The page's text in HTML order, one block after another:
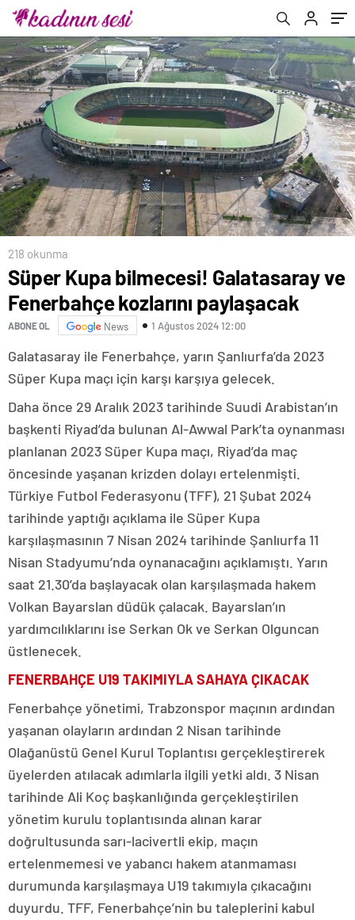
218 okunma
Süper Kupa bilmecesi! Galatasaray ve
Fenerbahçe kozlarını paylaşacak
ABONE OL News 1 Ağustos 2024 12:00
Galatasaray ile Fenerbahçe, yarın Şanlıurfa’da 2023
Süper Kupa maçı için karşı karşıya gelecek.
Daha önce 29 Aralık 2023 tarihinde Suudi Arabistan’ın
başkenti Riyad’da bulunan Al-Awwal Park’ta oynanması
planlanan 2023 Süper Kupa maçı, Riyad’da maç
öncesinde yaşanan krizden dolayı ertelenmişti.
Türkiye Futbol Federasyonu (TFF), 21 Şubat 2024
tarihinde yaptığı açıklama ile Süper Kupa
karşılaşmasının 7 Nisan 2024 tarihinde Şanlıurfa 11
Nisan Stadyumu’nda oynanacağını açıklamıştı. Yarın
saat 21.30’da başlayacak olan karşılaşmada hakem
Volkan Bayarslan düdük çalacak. Bayarslan’ın
yardımcılıklarını ise Serkan Ok ve Serkan Olguncan
üstlenecek.
FENERBAHÇE U19 TAKIMIYLA SAHAYA ÇIKACAK
Fenerbahçe yönetimi, Trabzonspor maçının ardından
yaşanan olayların ardından 2 Nisan tarihinde
Olağanüstü Genel Kurul Toplantısı gerçekleştirerek
üyelerden atılacak adımlarla ilgili yetki aldı. 3 Nisan
tarihinde Ali Koç başkanlığında gerçekleştirilen
yönetim kurulu toplantısında alınan karar
doğrultusunda sarı-lacivertli ekip, maçın
ertelenmemesi ve yabancı hakem atanmaması
durumunda karşılaşmaya U19 takımıyla çıkacağını
duyurdu. TFF, Fenerbahçe’nin bu taleplerini kabul